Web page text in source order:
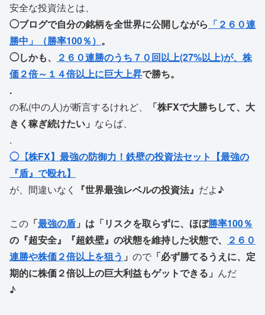
安全な投資法とは、
◯ブログで自分の銘柄を全世界に公開しながら 「２６０連
勝中」（勝率100％） 。
◯しかも、
２６０連勝のうち７０回以上(27%以上)が、株
価２倍～１４倍以上に巨大上昇で勝ち。
.
の私(中の人)が断言するけれど、
「株FXで大勝ちして、大
きく稼ぎ続けたい」 ならば、
.
◯【株FX】最強の防御力！鉄壁の投資法セット【最強の
『盾』で殴れ】
が、間違いなく
『世界最強レベルの投資法』 だよ♪
この 「最強の盾 」は「リスクを取らずに、ほぼ勝率100％
の『超安全』『超鉄壁』の状態を維持した状態で、
２６０
連勝や株価２倍以上を狙う 」 ので 「必ず勝てるうえに、定
期的に株価２倍以上の巨大利益もゲットできる」 んだ
♪